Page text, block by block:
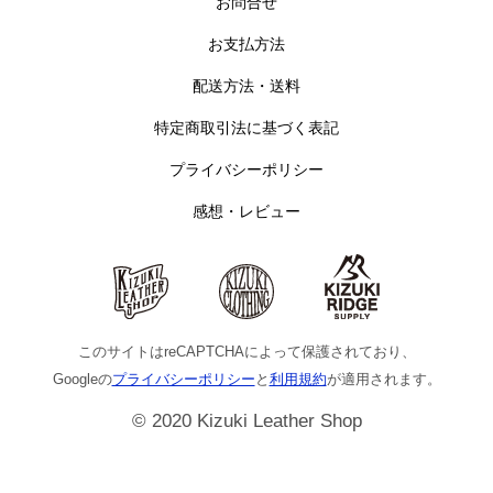
お支払方法
配送方法・送料
特定商取引法に基づく表記
プライバシーポリシー
感想・レビュー
このサイトはreCAPTCHAによって保護されており、
Googleのプライバシーポリシー と 利用規約が適用されます。
© 2020 Kizuki Leather Shop